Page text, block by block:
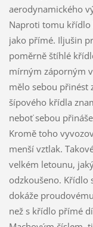
aerodynamického
Naproti tomu
jako přímé. Iljušin
poměrně štíhlé
mírným záporným
mělo sebou přinést
šípového křídla
neboť sebou
Kromě toho
menší vztlak.
velkém letounu,
odzkoušeno. Křídlo
dokáže
než s křídlo přímé